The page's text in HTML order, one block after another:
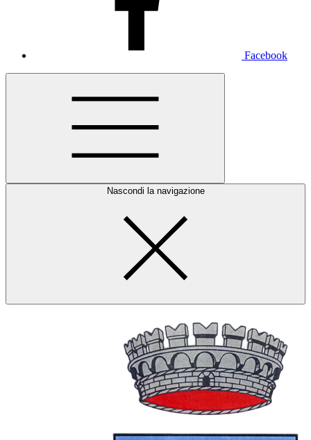
Facebook
Nascondi la navigazione